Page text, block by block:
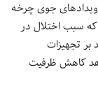
جوی چرخه
سبب اختلال در
تجهیزات
کاهش ظرفیت